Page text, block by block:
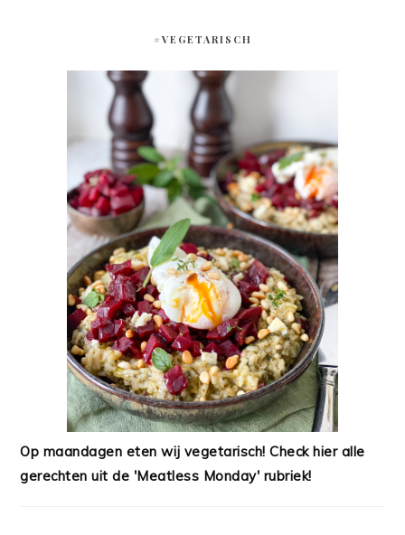
#VEGETARISCH
Op maandagen eten wij vegetarisch! Check hier alle
gerechten uit de 'Meatless Monday' rubriek!